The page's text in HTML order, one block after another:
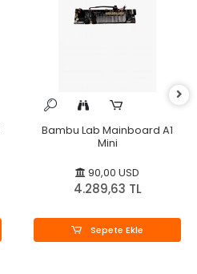
Bambu Lab Mainboard A1
Mini
90,00 USD
4.289,63 TL
Sepete Ekle